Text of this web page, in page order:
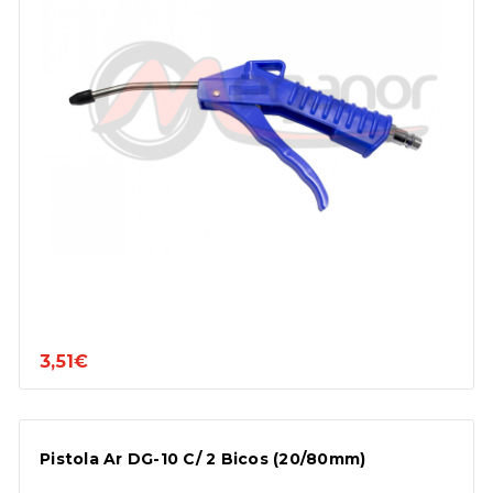
3,51€
Pistola Ar DG-10 C/ 2 Bicos (20/80mm)